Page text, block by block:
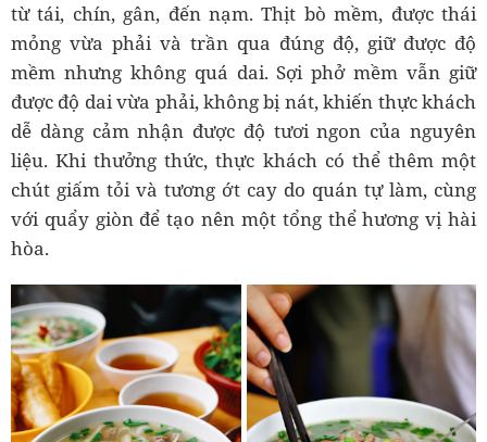
từ tái, chín, gân, đến nạm. Thịt bò mềm, được thái
mỏng vừa phải và trần qua đúng độ, giữ được độ
mềm nhưng không quá dai. Sợi phở mềm vẫn giữ
được độ dai vừa phải, không bị nát, khiến thực khách
dễ dàng cảm nhận được độ tươi ngon của nguyên
liệu. Khi thưởng thức, thực khách có thể thêm một
chút giấm tỏi và tương ớt cay do quán tự làm, cùng
với quẩy giòn để tạo nên một tổng thể hương vị hài
hòa.